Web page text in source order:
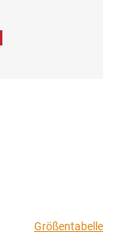
Größentabelle